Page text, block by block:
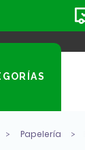
Papelería